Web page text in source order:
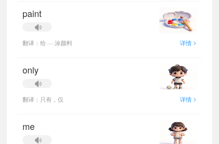
paint
翻译：给······涂颜料 详情 >
only
翻译：只有，仅 详情 >
me